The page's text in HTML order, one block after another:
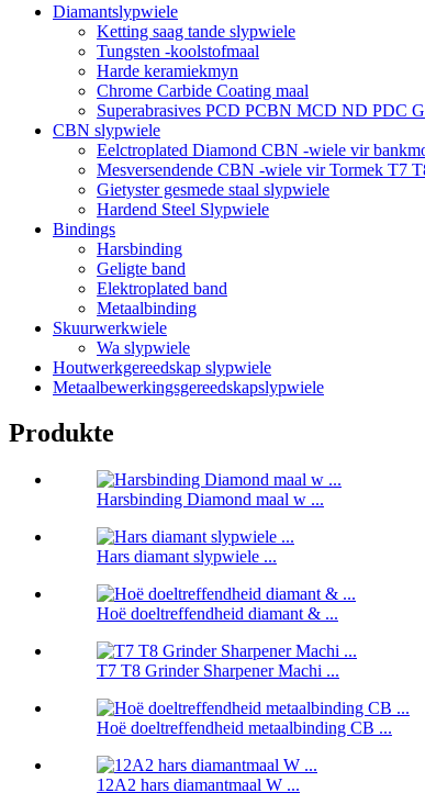
Diamantslypwiele
Ketting saag tande slypwiele
Tungsten -koolstofmaal
Harde keramiekmyn
Chrome Carbide Coating maal
Superabrasives PCD PCBN MCD ND PDC
CBN slypwiele
Eelctroplated Diamond CBN -wiele vir
Mesversendende CBN -wiele vir Tormek T7
Gietyster gesmede staal slypwiele
Hardend Steel Slypwiele
Bindings
Harsbinding
Geligte band
Elektroplated band
Metaalbinding
Skuurwerkwiele
Wa slypwiele
Houtwerkgereedskap slypwiele
Metaalbewerkingsgereedskapslypwiele
Produkte
Harsbinding Diamond maal w ...
Hars diamant slypwiele ...
Hoë doeltreffendheid diamant & ...
T7 T8 Grinder Sharpener Machi ...
Hoë doeltreffendheid metaalbinding CB ...
12A2 hars diamantmaal W ...